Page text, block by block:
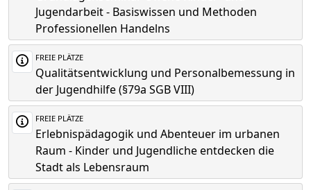
Jugendarbeit - Basiswissen und Methoden
Professionellen Handelns
FREIE PLÄTZE
Qualitätsentwicklung und Personalbemessung in
der Jugendhilfe (§79a SGB VIII)
FREIE PLÄTZE
Erlebnispädagogik und Abenteuer im urbanen
Raum - Kinder und Jugendliche entdecken die
Stadt als Lebensraum